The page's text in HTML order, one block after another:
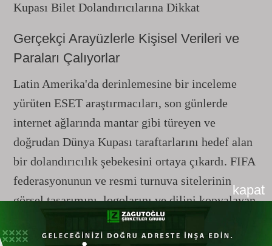
kapat
Kupası Bilet Dolandırıcılarına Dikkat
Gerçekçi Arayüzlerle Kişisel Verileri ve
Paraları Çalıyorlar
Latin Amerika'da derinlemesine bir inceleme
yürüten ESET araştırmacıları, son günlerde
internet ağlarında mantar gibi türeyen ve
doğrudan Dünya Kupası taraftarlarını hedef alan
bir dolandırıcılık şebekesini ortaya çıkardı. FIFA
federasyonunun ve resmi turnuva sitelerinin
görsel tasarımını, logolarını ve dilini kopyalayan
bu sahte platformlar, bilet veya forma satın
almak isteyen kullanıcıları sahte bir kayıt ve